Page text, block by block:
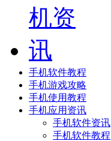
手机软件教程
手机游戏攻略
手机使用教程
手机应用资讯
手机软件资讯
手机软件教程